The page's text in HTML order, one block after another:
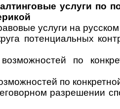
услуги по
услуги на
потенциальных
по
по
разрешении